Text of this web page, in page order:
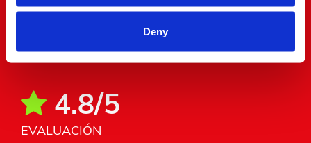
Deny
"El mundo a la vuelta de la esquina"
4.8/5
EVALUACIÓN